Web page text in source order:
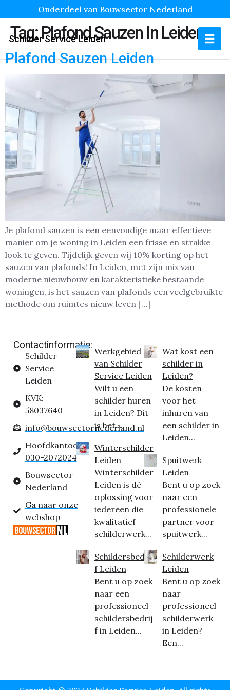
Onderdeel van Bouwsector Nederland
Schilder Service Leiden
Tag:Plafond Sauzen In Leiden
Plafond Sauzen Leiden
Je plafond sauzen is een eenvoudige maar effectieve
manier om je woning in Leiden een frisse en strakke
look te geven. Tijdelijk geven wij 10% korting op het
sauzen van plafonds! In Leiden, met zijn mix van
moderne nieuwbouw en karakteristieke bestaande
woningen, is het sauzen van plafonds een veelgebruikte
methode om ruimtes nieuw leven […]
Contactinformatie:
Schilder
Service
Leiden
KVK:
58037640
info@bouwsectornederland.nl
Hoofdkantoor:
030-2072024
Bouwsector
Nederland
Ga naar onze
webshop
Werkgebied
van Schilder
Service Leiden
Wilt u een
schilder huren
in Leiden? Dit
is het...
Winterschilder
Leiden
Winterschilder
Leiden is dé
oplossing voor
iedereen die
kwalitatief
schilderwerk...
Schildersbedrij
f Leiden
Bent u op zoek
naar een
professioneel
schildersbedrij
f in Leiden...
Wat kost een
schilder in
Leiden?
De kosten
voor het
inhuren van
een schilder in
Leiden...
Spuitwerk
Leiden
Bent u op zoek
naar een
professionele
partner voor
spuitwerk...
Schilderwerk
Leiden
Bent u op zoek
naar
professioneel
schilderwerk
in Leiden?
Een...